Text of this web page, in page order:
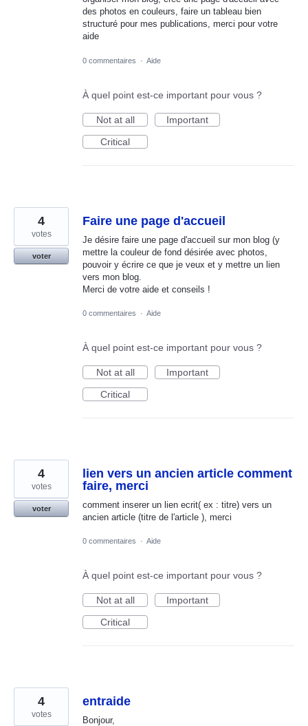
des photos en couleurs, faire un tableau bien
structuré pour mes publications, merci pour votre
aide
0 commentaires · Aide
À quel point est-ce important pour vous ?
Not at all
Important
Critical
Faire une page d'accueil
Je désire faire une page d'accueil sur mon blog (y
mettre la couleur de fond désirée avec photos,
pouvoir y écrire ce que je veux et y mettre un lien
vers mon blog.
Merci de votre aide et conseils !
4
votes
voter
0 commentaires · Aide
À quel point est-ce important pour vous ?
Not at all
Important
Critical
lien vers un ancien article comment
faire, merci
comment inserer un lien ecrit( ex : titre) vers un
ancien article (titre de l'article ), merci
4
votes
voter
0 commentaires · Aide
À quel point est-ce important pour vous ?
Not at all
Important
Critical
entraide
Bonjour,
4
votes